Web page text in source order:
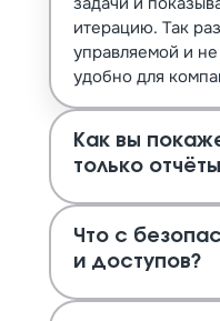
итерацию. Так
управляемой и
удобно для
Как вы
только
Что с
и доступов?